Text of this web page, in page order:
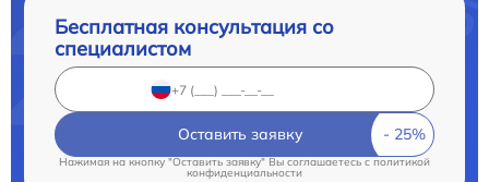
Бесплатная консультация со
специалистом
Оставить заявку
Нажимая на кнопку "Оставить заявку" Вы соглашаетесь cполитикой
конфиденциальности